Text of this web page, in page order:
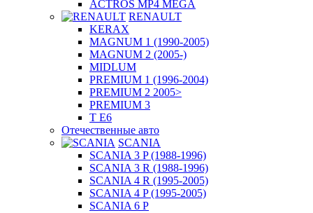
ACTROS MP4 MEGA
RENAULT
KERAX
MAGNUM 1 (1990-2005)
MAGNUM 2 (2005-)
MIDLUM
PREMIUM 1 (1996-2004)
PREMIUM 2 2005>
PREMIUM 3
T E6
Отечественные авто
SCANIA
SCANIA 3 P (1988-1996)
SCANIA 3 R (1988-1996)
SCANIA 4 R (1995-2005)
SCANIA 4 P (1995-2005)
SCANIA 6 P